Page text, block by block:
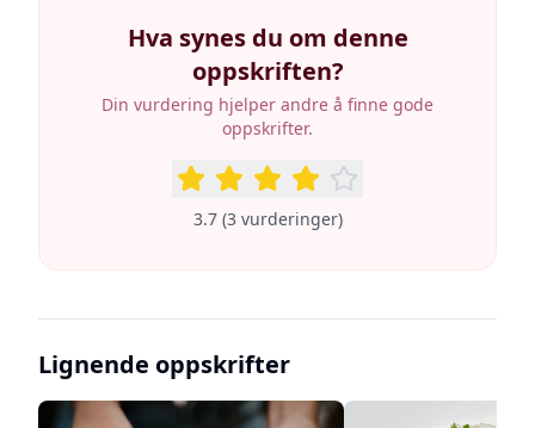
Hva synes du om denne
oppskriften?
Din vurdering hjelper andre å finne gode
oppskrifter.
3.7(3 vurderinger)
Lignende oppskrifter